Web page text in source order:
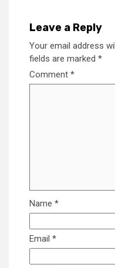
Leave a Reply
Your email address
fields are marked *
Comment *
Name *
Email *